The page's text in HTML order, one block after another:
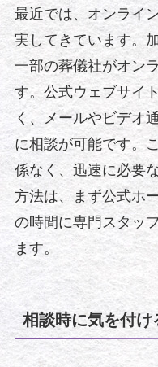
最近では、オンライ
実してきています。
一部の葬儀社がオン
す。公式ウェブサイ
く、メールやビデオ
に相談が可能です。
係なく、迅速に必要
方法は、まず公式ホ
の時間に専門スタッ
ます。
相談時に気を付け